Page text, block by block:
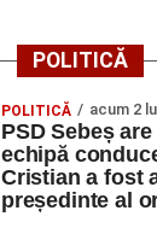
POLITICĂ
POLITICĂ acum 2
PSD Sebeș
echipă
Cristian a fost
președinte al